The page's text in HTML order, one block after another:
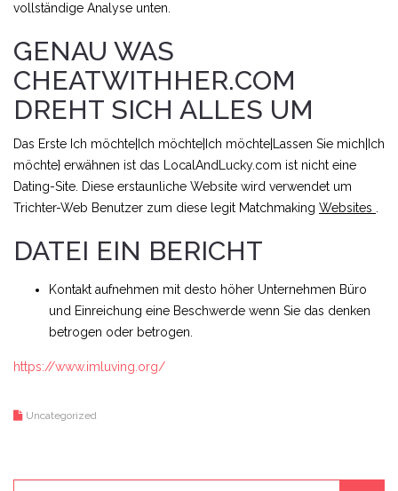
vollständige Analyse unten.
GENAU WAS
CHEATWITHHER.COM
DREHT SICH ALLES UM
Das Erste Ich möchte|Ich möchte|Ich möchte|Lassen Sie mich|Ich
möchte} erwähnen ist das LocalAndLucky.com ist nicht eine
Dating-Site. Diese erstaunliche Website wird verwendet um
Trichter-Web Benutzer zum diese legit Matchmaking Websites
DATEI EIN BERICHT
Kontakt aufnehmen mit desto höher Unternehmen Büro
und Einreichung eine Beschwerde wenn Sie das denken
betrogen oder betrogen.
https://www.imluving.org/
Uncategorized